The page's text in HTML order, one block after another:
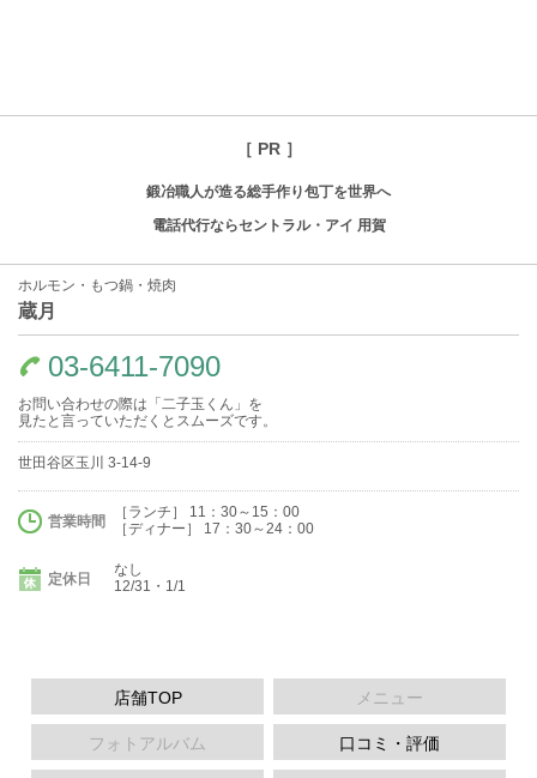
［ PR ］
鍛冶職人が造る総手作り包丁を世界へ
電話代行ならセントラル・アイ 用賀
ホルモン・もつ鍋・焼肉
蔵月
03-6411-7090
お問い合わせの際は「二子玉くん」を
見たと言っていただくとスムーズです。
世田谷区玉川 3-14-9
営業時間
［ランチ］ 11：30～15：00
［ディナー］ 17：30～24：00
定休日
なし
12/31・1/1
店舗TOP メニュー
フォトアルバム 口コミ・評価